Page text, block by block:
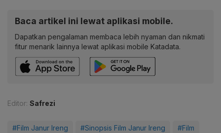
Baca artikel ini lewat aplikasi mobile.
Dapatkan pengalaman membaca lebih nyaman dan nikmati
fitur menarik lainnya lewat aplikasi mobile Katadata.
Editor: Safrezi
#Film Janur Ireng #Sinopsis Film Janur Ireng #Film